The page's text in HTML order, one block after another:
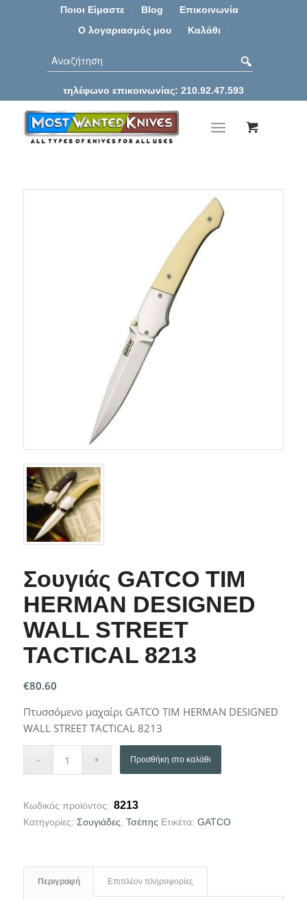
Ποιοι Είμαστε Blog
Επικοινωνία
Ο λογαριασμός μου
Καλάθι
τηλέφωνο επικοινωνίας: 210.92.47.593
Σουγιάς GATCO TIM
HERMAN DESIGNED
WALL STREET
TACTICAL 8213
€80.60
Πτυσσόμενο μαχαίρι GATCO TIM HERMAN DESIGNED
WALL STREET TACTICAL 8213
Προσθήκη στο καλάθι
Κωδικός προϊόντος: 8213
Κατηγορίες: Σουγιάδες Τσέπης Ετικέτα: GATCO
Περιγραφή Επιπλέον πληροφορίες